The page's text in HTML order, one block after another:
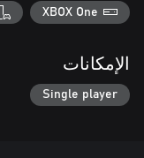
XBOX One
الإمكانات
Single player